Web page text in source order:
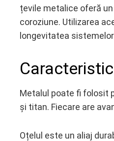
țevile metalice oferă
coroziune. Utilizarea
longevitatea
Metalul poate fi folosit
și titan. Fiecare are
Oțelul este un aliaj